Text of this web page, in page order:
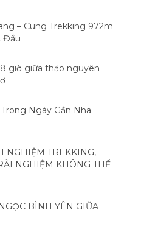
– Cung Trekking 972m
Đầu
giờ giữa thảo nguyên
Ngày Gần Nha
NGHIỆM TREKKING,
NGHIỆM KHÔNG THỂ
BÌNH YÊN GIỮA